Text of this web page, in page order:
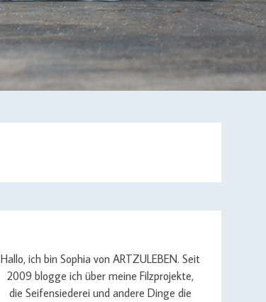
Hallo, ich bin Sophia von ARTZULEBEN. Seit
2009 blogge ich über meine Filzprojekte,
die Seifensiederei und andere Dinge die